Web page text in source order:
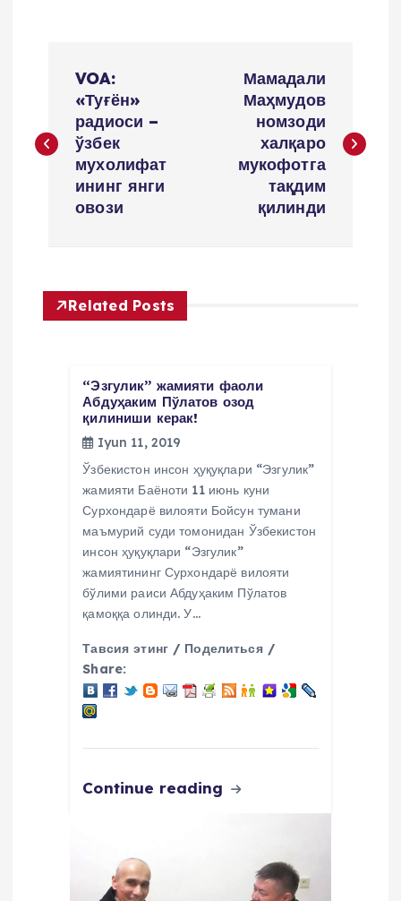
s
e
n
VOA:
«Туғён»
радиоси –
ўзбек
мухолифат
ининг янги
овози
Мамадали
Маҳмудов
номзоди
халқаро
мукофотга
тақдим
қилинди
Related Posts
“Эзгулик” жамияти фаоли
Абдуҳаким Пўлатов озод
қилиниши керак!
Iyun 11, 2019
Ўзбекистон инсон ҳуқуқлари “Эзгулик”
жамияти Баёноти 11 июнь куни
Сурхондарё вилояти Бойсун тумани
маъмурий суди томонидан Ўзбекистон
инсон ҳуқуқлари “Эзгулик”
жамиятининг Сурхондарё вилояти
бўлими раиси Абдуҳаким Пўлатов
қамоққа олинди. У…
Тавсия этинг / Поделиться /
Share:
Continue reading